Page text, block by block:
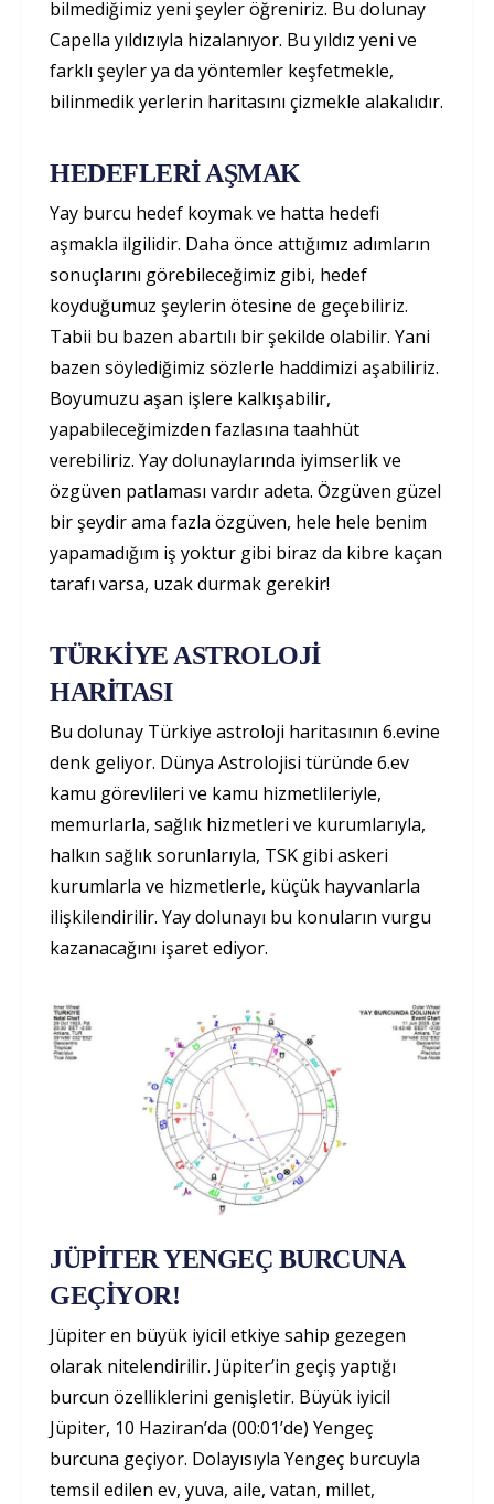
bilmediğimiz yeni şeyler öğreniriz. Bu dolunay
Capella yıldızıyla hizalanıyor. Bu yıldız yeni ve
farklı şeyler ya da yöntemler keşfetmekle,
bilinmedik yerlerin haritasını çizmekle alakalıdır.
HEDEFLERİ AŞMAK
Yay burcu hedef koymak ve hatta hedefi
aşmakla ilgilidir. Daha önce attığımız adımların
sonuçlarını görebileceğimiz gibi, hedef
koyduğumuz şeylerin ötesine de geçebiliriz.
Tabii bu bazen abartılı bir şekilde olabilir. Yani
bazen söylediğimiz sözlerle haddimizi aşabiliriz.
Boyumuzu aşan işlere kalkışabilir,
yapabileceğimizden fazlasına taahhüt
verebiliriz. Yay dolunaylarında iyimserlik ve
özgüven patlaması vardır adeta. Özgüven güzel
bir şeydir ama fazla özgüven, hele hele benim
yapamadığım iş yoktur gibi biraz da kibre kaçan
tarafı varsa, uzak durmak gerekir!
TÜRKİYE ASTROLOJİ
HARİTASI
Bu dolunay Türkiye astroloji haritasının 6.evine
denk geliyor. Dünya Astrolojisi türünde 6.ev
kamu görevlileri ve kamu hizmetlileriyle,
memurlarla, sağlık hizmetleri ve kurumlarıyla,
halkın sağlık sorunlarıyla, TSK gibi askeri
kurumlarla ve hizmetlerle, küçük hayvanlarla
ilişkilendirilir. Yay dolunayı bu konuların vurgu
kazanacağını işaret ediyor.
JÜPİTER YENGEÇ BURCUNA
GEÇİYOR!
Jüpiter en büyük iyicil etkiye sahip gezegen
olarak nitelendirilir. Jüpiter’in geçiş yaptığı
burcun özelliklerini genişletir. Büyük iyicil
Jüpiter, 10 Haziran’da (00:01’de) Yengeç
burcuna geçiyor. Dolayısıyla Yengeç burcuyla
temsil edilen ev, yuva, aile, vatan, millet,